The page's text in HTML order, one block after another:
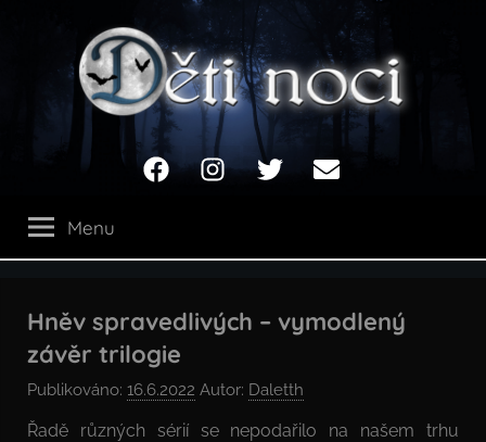
Děti
noci
FacebookInstagram
Twitter Email
Menu
Hněv spravedlivých – vymodlený
závěr trilogie
Publikováno: 16.6.2022 Autor: Daletth
Řadě různých sérií se nepodařilo na našem trhu